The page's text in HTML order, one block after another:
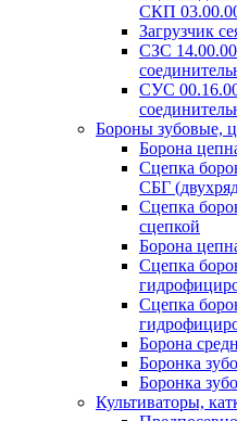
СКП
Загрузчик
СЗС
СУС
Бороны зубовые,
Борона
Сцепка
СБГ
Сцепка
сцепкой
Борона
Сцепка
Сцепка
Борона
Боронка
Боронка
Культиваторы,